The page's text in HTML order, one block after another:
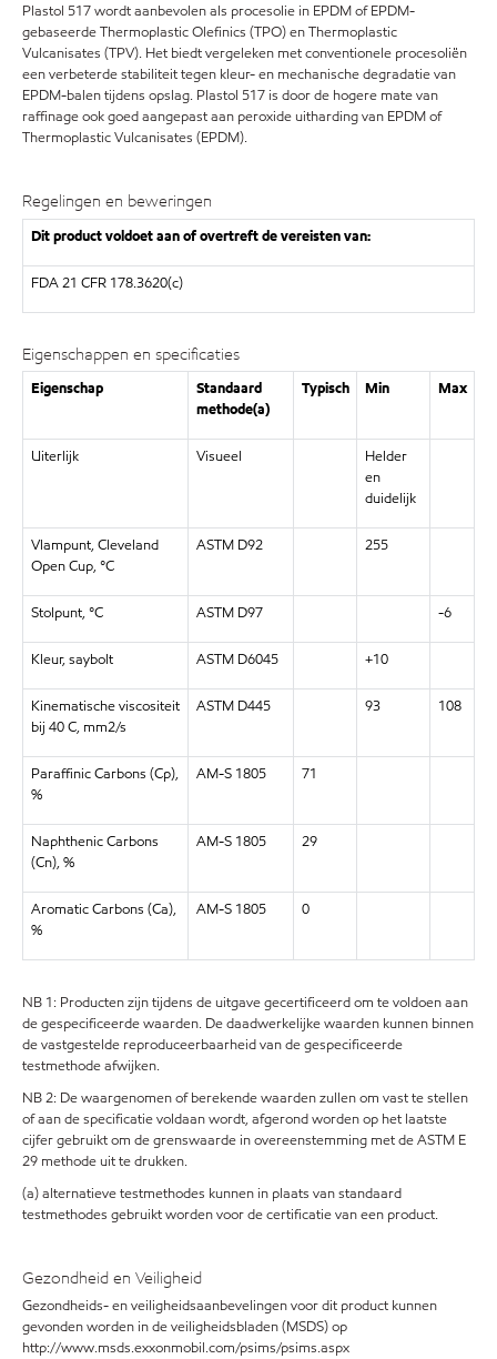
Plastol 517 wordt aanbevolen als procesolie in EPDM of EPDM-
gebaseerde Thermoplastic Olefinics (TPO) en Thermoplastic
Vulcanisates (TPV). Het biedt vergeleken met conventionele procesoliën
een verbeterde stabiliteit tegen kleur- en mechanische degradatie van
EPDM-balen tijdens opslag. Plastol 517 is door de hogere mate van
raffinage ook goed aangepast aan peroxide uitharding van EPDM of
Thermoplastic Vulcanisates (EPDM).
Regelingen en beweringen
Dit product voldoet aan of overtreft de vereisten van:
FDA 21 CFR 178.3620(c)
Eigenschappen en specificaties
Eigenschap
Standaard
methode(a)
Typisch Min Max
Uiterlijk Visueel
Helder
en
duidelijk
Vlampunt, Cleveland
Open Cup, °C
ASTM D92 255
Stolpunt, °C ASTM D97 -6
Kleur, saybolt ASTM D6045 +10
Kinematische viscositeit
bij 40 C, mm2/s
ASTM D445 93 108
Paraffinic Carbons (Cp),
%
AM-S 1805 71
Naphthenic Carbons
(Cn), %
AM-S 1805 29
Aromatic Carbons (Ca),
%
AM-S 1805 0
NB 1: Producten zijn tijdens de uitgave gecertificeerd om te voldoen aan
de gespecificeerde waarden. De daadwerkelijke waarden kunnen binnen
de vastgestelde reproduceerbaarheid van de gespecificeerde
testmethode afwijken.
NB 2: De waargenomen of berekende waarden zullen om vast te stellen
of aan de specificatie voldaan wordt, afgerond worden op het laatste
cijfer gebruikt om de grenswaarde in overeenstemming met de ASTM E
29 methode uit te drukken.
(a) alternatieve testmethodes kunnen in plaats van standaard
testmethodes gebruikt worden voor de certificatie van een product.
Gezondheid en Veiligheid
Gezondheids- en veiligheidsaanbevelingen voor dit product kunnen
gevonden worden in de veiligheidsbladen (MSDS) op
http://www.msds.exxonmobil.com/psims/psims.aspx